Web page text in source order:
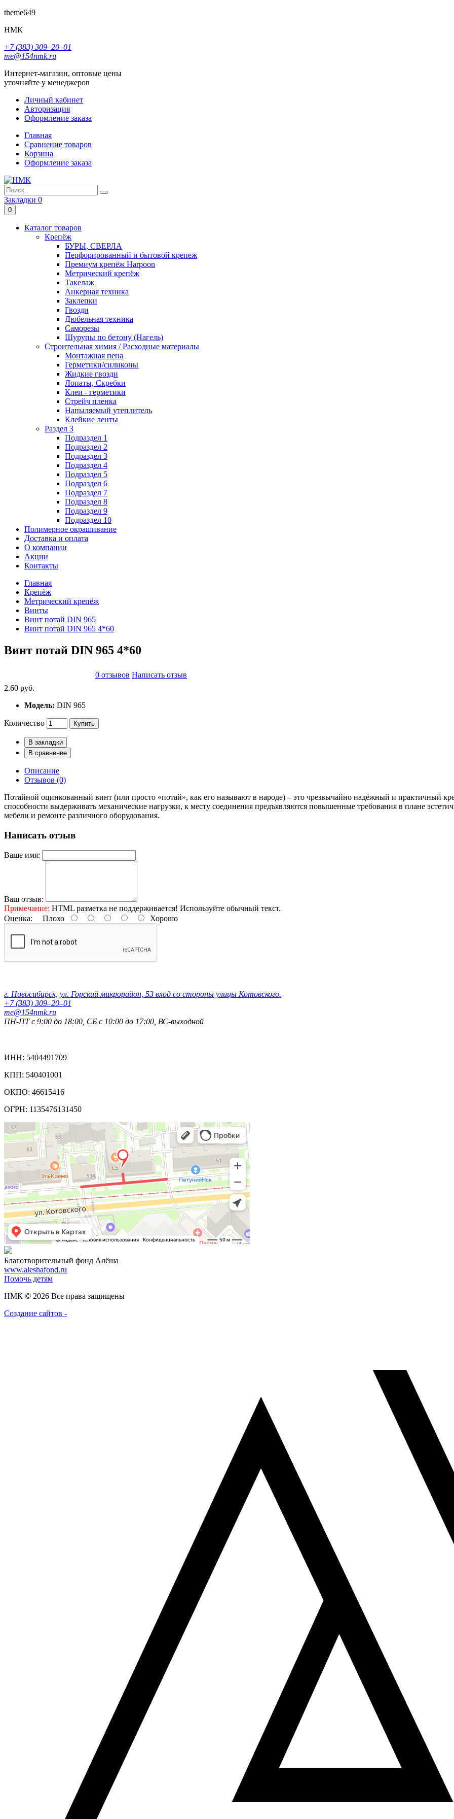
theme649
НМК
+7 (383) 309‒20‒01
me@154nmk.ru
Интернет-магазин, оптовые цены
уточняйте у менеджеров
Личный кабинет
Авторизация
Оформление заказа
Главная
Сравнение товаров
Корзина
Оформление заказа
Закладки 0
0
Каталог товаров
Крепёж
БУРЫ, СВЕРЛА
Перфорированный и бытовой крепеж
Премиум крепёж Harpoon
Метрический крепёж
Такелаж
Анкерная техника
Заклепки
Гвозди
Дюбельная техника
Саморезы
Шурупы по бетону (Нагель)
Строительная химия / Расходные материалы
Монтажная пена
Герметики/силиконы
Жидкие гвозди
Лопаты, Скребки
Клеи - герметики
Стрейч пленка
Напыляемый утеплитель
Клейкие ленты
Раздел 3
Подраздел 1
Подраздел 2
Подраздел 3
Подраздел 4
Подраздел 5
Подраздел 6
Подраздел 7
Подраздел 8
Подраздел 9
Подраздел 10
Полимерное окрашивание
Доставка и оплата
О компании
Акции
Контакты
Главная
Крепёж
Метрический крепёж
Винты
Винт потай DIN 965
Винт потай DIN 965 4*60
Винт потай DIN 965 4*60
0 отзывов Написать отзыв
2.60 руб.
Модель: DIN 965
Количество Купить
В закладки
В сравнение
Описание
Отзывов (0)
Потайной оцинкованный винт (или просто «потай», как его называют в народе) – это чрезвычайно надёжный и практичный
способности выдерживать механические нагрузки, к месту соединения предъявляются повышенные требования в плане
мебели и ремонте различного оборудования.
Написать отзыв
Ваше имя:
Ваш отзыв:
Примечание: HTML разметка не поддерживается! Используйте обычный текст.
Оценка: Плохо Хорошо
г. Новосибирск, ул. Горский микрорайон, 53 вход со стороны улицы Котовского.
+7 (383) 309‒20‒01
me@154nmk.ru
ПН-ПТ с 9:00 до 18:00, СБ с 10:00 до 17:00, ВС-выходной
ИНН: 5404491709
КПП: 540401001
ОКПО: 46615416
ОГРН: 1135476131450
Благотворительный фонд Алёша
www.aleshafond.ru
Помочь детям
НМК © 2026 Все права защищены
Создание сайтов -